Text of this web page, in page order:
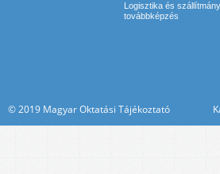
Logisztika és
továbbképzés
© 2019 Magyar Oktatási Tájékoztató